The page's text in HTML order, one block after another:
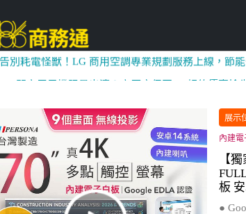
486門市展示機限量出清！享原廠保固 ➔ 超值優惠搶
展示
內建
【
板
●